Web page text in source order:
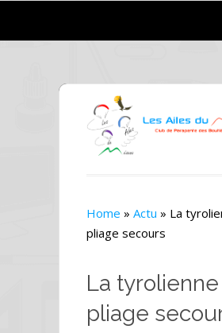
Home » Actu » La
pliage secours
La
pliage